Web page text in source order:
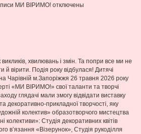
МИ ВІРИМО! отключены
хвилювань і змін. Та попри все ми не
й вірити. Подія року відбулася! Дитячі
Чарівній м.Запоріжжя 26 травня 2026 року
«МИ ВІРИМО!» свої таланти та творчі
глядачі мали змогу відвідати виставку
декоративно-прикладної творчості, яку
колектив» образотворчого мистецтва
колективи»: Студія декоративних квітів
в’язання «Візерунок», Студія рукоділля